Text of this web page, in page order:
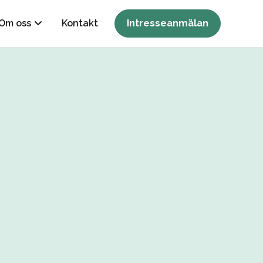
oss Kontakt Intresseanmälan